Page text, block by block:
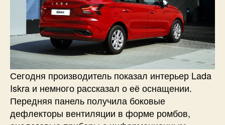
Сегодня производитель показал интерьер Lada
Iskra и немного рассказал о её оснащении.
Передняя панель получила боковые
дефлекторы вентиляции в форме ромбов,